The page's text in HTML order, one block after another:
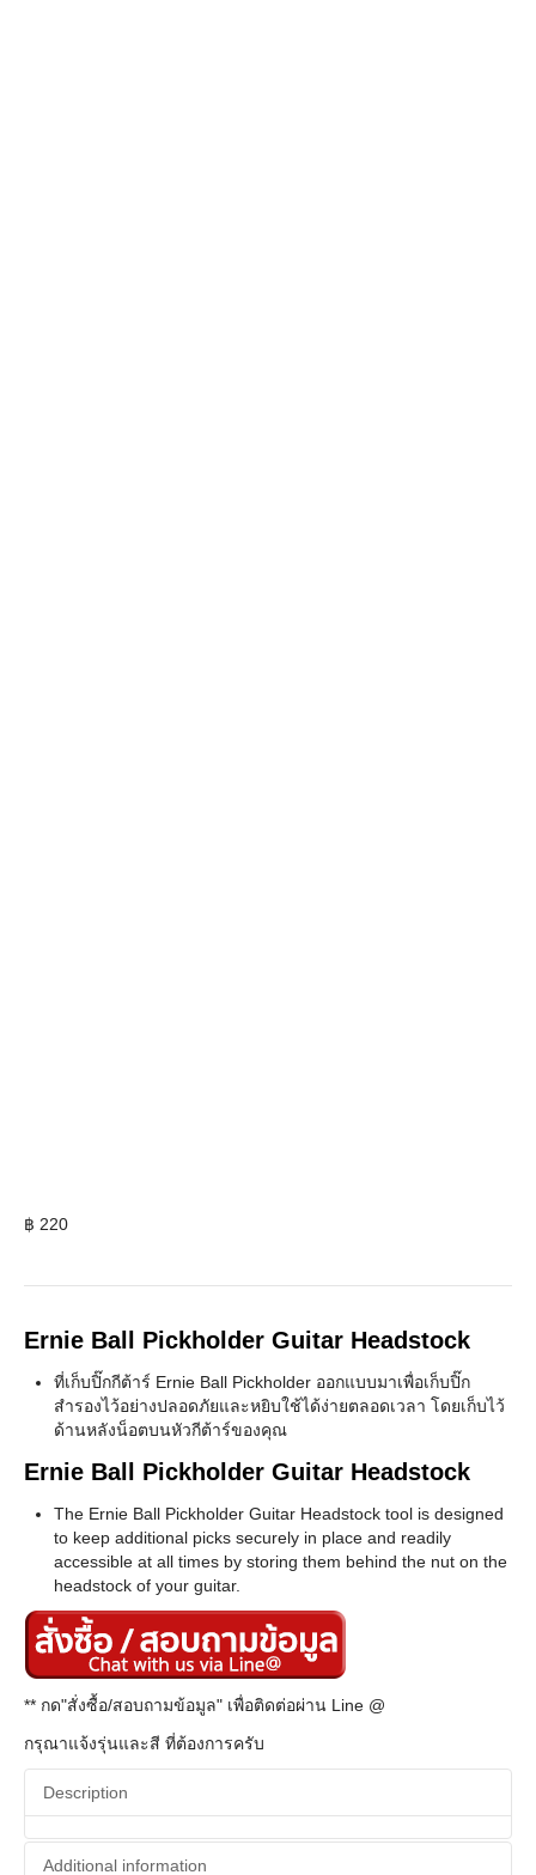
฿ 220
Ernie Ball Pickholder Guitar Headstock
ที่เก็บปิ๊กกีต้าร์ Ernie Ball Pickholder ออกแบบมาเพื่อเก็บปิ๊ก
สำรองไว้อย่างปลอดภัยและหยิบใช้ได้ง่ายตลอดเวลา โดยเก็บไว้
ด้านหลังน็อตบนหัวกีต้าร์ของคุณ
Ernie Ball Pickholder Guitar Headstock
The Ernie Ball Pickholder Guitar Headstock tool is designed
to keep additional picks securely in place and readily
accessible at all times by storing them behind the nut on the
headstock of your guitar.
** กด"สั่งซื้อ/สอบถามข้อมูล" เพื่อติดต่อผ่าน Line @
กรุณาแจ้งรุ่นและสี ที่ต้องการครับ
Description
Additional information